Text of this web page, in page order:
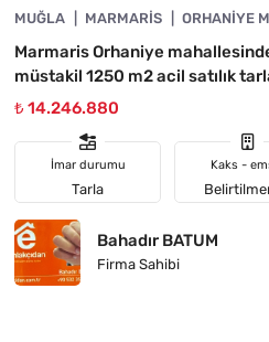
ACIL
MUĞLA MARMARIS ORHANIYE
Marmaris Orhaniye
müstakil 1250 m2 acil satılık
₺ 14.246.880
İmar durumu
Tarla
Kaks -
Bahadır BATUM
Firma Sahibi